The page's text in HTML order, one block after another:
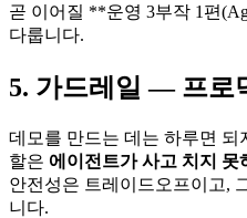
곧 이어질 **운영 3부작 1편
다룹니다.
5. 가드레일 — 프로
데모를 만드는 데는 하루면 되
할은 에이전트가 사고 치지 못
안전성은 트레이드오프이고,
니다.